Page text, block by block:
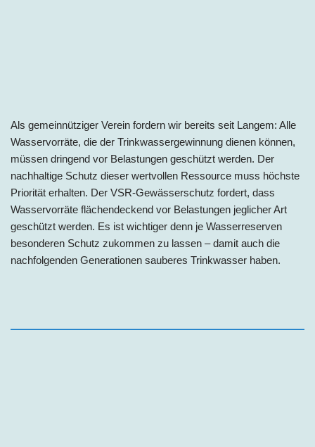
Als gemeinnütziger Verein fordern wir bereits seit Langem: Alle
Wasservorräte, die der Trinkwassergewinnung dienen können,
müssen dringend vor Belastungen geschützt werden. Der
nachhaltige Schutz dieser wertvollen Ressource muss höchste
Priorität erhalten. Der VSR-Gewässerschutz fordert, dass
Wasservorräte flächendeckend vor Belastungen jeglicher Art
geschützt werden. Es ist wichtiger denn je Wasserreserven
besonderen Schutz zukommen zu lassen – damit auch die
nachfolgenden Generationen sauberes Trinkwasser haben.